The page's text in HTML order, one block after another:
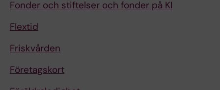
Fonder och stiftelser och fonder på KI
Flextid
Friskvården
Företagskort